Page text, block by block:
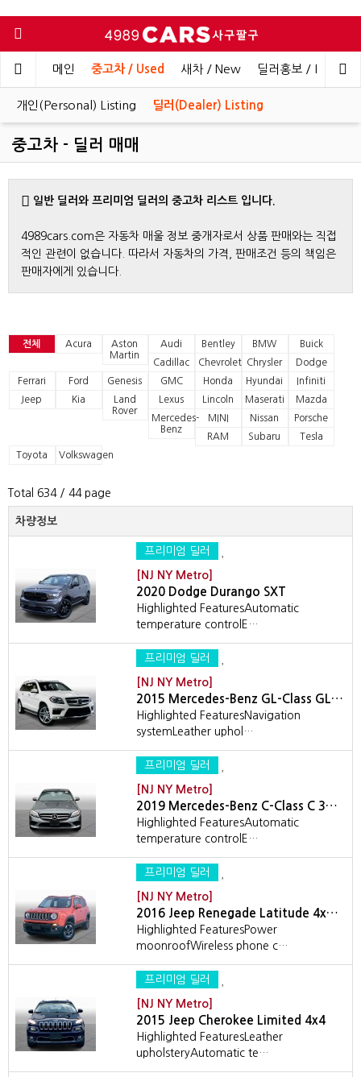
메인 중고차 / Used 새차 / New 딜러홍보 / Dealer
개인(Personal) Listing 딜러(Dealer) Listing
중고차 - 딜러 매매
일반 딜러와 프리미엄 딜러의 중고차 리스트 입니다.
4989cars.com은 자동차 매울 정보 중개자로서 상품 판매와는 직접
적인 관련이 없습니다. 따라서 자동차의 가격, 판매조건 등의 책임은
판매자에게 있습니다.
전체 Acura
Aston
Martin
Audi Bentley BMW
Buick
Cadillac
Chevrolet Chrysler
Dodge
Ferrari
Ford Genesis GMC Honda Hyundai
Infiniti
Jeep
Kia
Land
Rover
Lexus Lincoln Maserati
Mazda
Mercedes-
Benz
MINI Nissan
Porsche
RAM
Subaru
Tesla
Toyota
Volkswagen
Total 634/ 44 page
차량정보
프리미엄 딜러
[NJ NY Metro]
2020 Dodge Durango SXT
Highlighted FeaturesAutomatic
temperature controlE…
프리미엄 딜러
[NJ NY Metro]
2015 Mercedes-Benz GL-Class GL…
Highlighted FeaturesNavigation
systemLeather uphol…
프리미엄 딜러
[NJ NY Metro]
2019 Mercedes-Benz C-Class C 3…
Highlighted FeaturesAutomatic
temperature controlE…
프리미엄 딜러
[NJ NY Metro]
2016 Jeep Renegade Latitude 4x…
Highlighted FeaturesPower
moonroofWireless phone c…
프리미엄 딜러
[NJ NY Metro]
2015 Jeep Cherokee Limited 4x4
Highlighted FeaturesLeather
upholsteryAutomatic te…